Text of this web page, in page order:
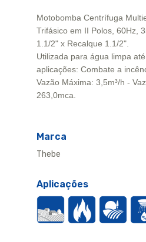
Motobomba Centrífuga
Trifásico em II Polos, 60Hz,
1.1/2" x Recalque 1.1/2".
Utilizada para água limpa
aplicações: Combate a
Vazão Máxima: 3,5m³/h -
263,0mca.
Marca
Thebe
Aplicações